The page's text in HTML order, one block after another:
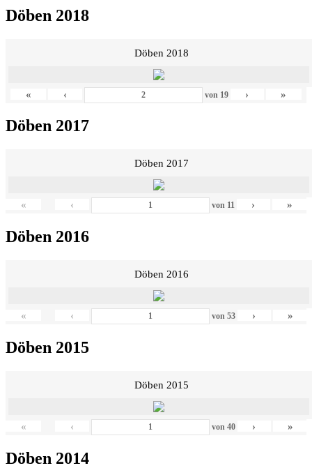
Döben 2018
Döben 2018
« ‹ von 19 › »
Döben 2017
Döben 2017
« ‹ von 11 › »
Döben 2016
Döben 2016
« ‹ von 53 › »
Döben 2015
Döben 2015
« ‹ von 40 › »
Döben 2014